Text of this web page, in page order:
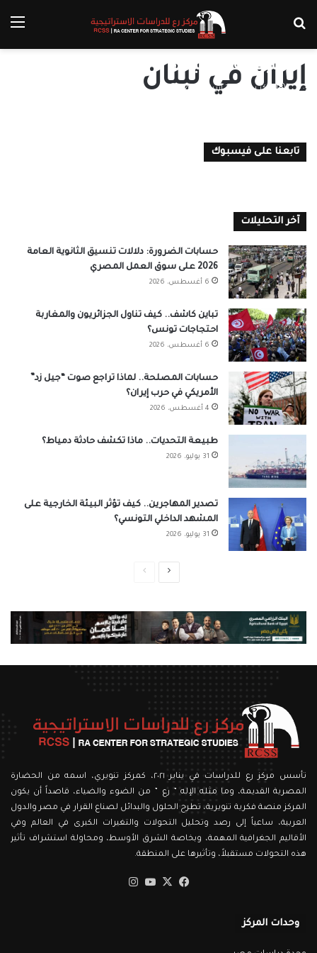
إيران في لبنان
كيف تتدخل “إيران” في الانتخابات
اللبنانية المقبلة؟
مركز رع 28 أبريل، 2022
تابعنا على فيسبوك
آخر التحليلات
حسابات الضرورة: دلالات تنسيق الثانوية العامة
2026 على سوق العمل المصري
6 أغسطس، 2026
تباين كاشف.. كيف تناول الجزائريون والمغاربة
احتجاجات تونس؟
6 أغسطس، 2026
حسابات المصلحة.. لماذا تراجع صوت “جيل زد”
الأمريكي في حرب إيران؟
4 أغسطس، 2026
طبيعة التحديات.. ماذا تكشف حادثة دمياط؟
31 يوليو، 2026
تصدير المهاجرين.. كيف تؤثر البيئة الخارجية على
المشهد الداخلي التونسي؟
31 يوليو، 2026
الصفحةالصفحة
تأسس مركز رع للدراسات في يناير ٢٠٢١، كمركز تنويري، اسمه من الحضارة
المصرية القديمة، وما مثله الإله ” رع ” من الضوء والضياء، قاصداً أن يكون
المركز منصة فكرية تنويرية، تطرح الحلول والبدائل لصناع القرار في مصر والدول
العربية، ساعياً إلى رصد وتحليل التحولات والتغيرات الكبرى في العالم وفي
الأقاليم الجغرافية المهمة، وبخاصة الشرق الأوسط، ومحاولة استشراف تأثير
هذه التحولات مستقبلاً، وتأثيرها على المنطقة.
فيسبوك
‫X
‫YouTube
وحدات المركز